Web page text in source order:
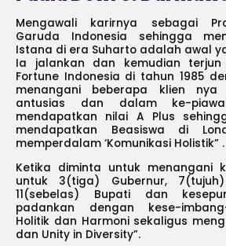
Mengawali karirnya sebagai
Garuda Indonesia sehingga
Istana di era Suharto adalah awal
Ia jalankan dan kemudian terjun
Fortune Indonesia di tahun 1985
menangani beberapa klien nya
antusias dan dalam ke-
mendapatkan nilai A Plus
mendapatkan Beasiswa di
memperdalam ‘Komunikasi Holistik” .
Ketika diminta untuk menangani
untuk 3(tiga) Gubernur,
11(sebelas) Bupati dan
padankan dengan kese-
Holitik dan Harmoni sekaligus
dan Unity in Diversity”.